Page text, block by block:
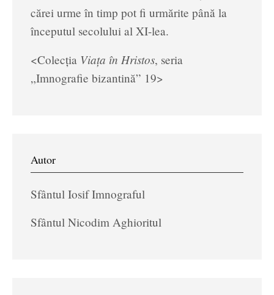
cărei urme în timp pot fi urmărite până la
începutul secolului al XI-lea.
<Colecția Viața în Hristos, seria
„Imnografie bizantină” 19>
Autor
Sfântul Iosif Imnograful
Sfântul Nicodim Aghioritul